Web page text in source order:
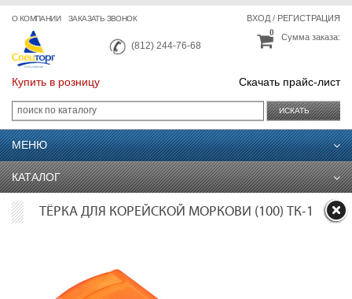
О КОМПАНИИ ЗАКАЗАТЬ ЗВОНОК
(812) 244-76-68
ВХОД/ РЕГИСТРАЦИЯ
Сумма заказа:
0
Купить в розницу Скачать прайс-лист
ИСКАТЬ
МЕНЮ
КАТАЛОГ
ТЁРКА ДЛЯ КОРЕЙСКОЙ МОРКОВИ (100) ТК-1